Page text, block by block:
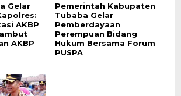
Gelar
AKBP
AKBP
Pemerintah Kabupaten
Tubaba Gelar
Pemberdayaan
Perempuan Bidang
Hukum Bersama Forum
PUSPA